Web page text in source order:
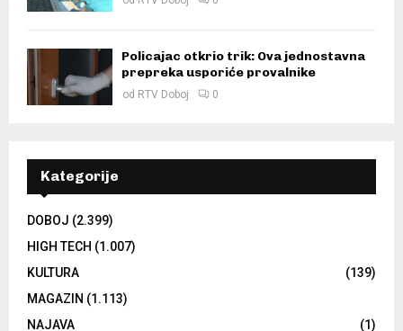
Policajac otkrio trik: Ova jednostavna
prepreka usporiće provalnike
od RTV Doboj 0
Kategorije
DOBOJ (2.399)
HIGH TECH (1.007)
KULTURA
(139)
MAGAZIN (1.113)
NAJAVA
(1)